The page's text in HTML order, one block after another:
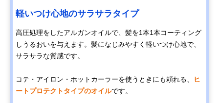
軽いつけ心地のサラサラタイプ
高圧処理をしたアルガンオイルで、髪を1本1本コーティング
しうるおいを与えます。髪になじみやすく軽いつけ心地で、
サラサラな質感です。
コテ・アイロン・ホットカーラーを使うときにも頼れる、
ヒ
ートプロテクトタイプのオイルです。